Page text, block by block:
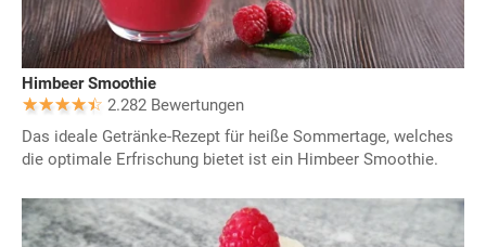
Himbeer Smoothie
2.282 Bewertungen
Das ideale Getränke-Rezept für heiße Sommertage, welches
die optimale Erfrischung bietet ist ein Himbeer Smoothie.